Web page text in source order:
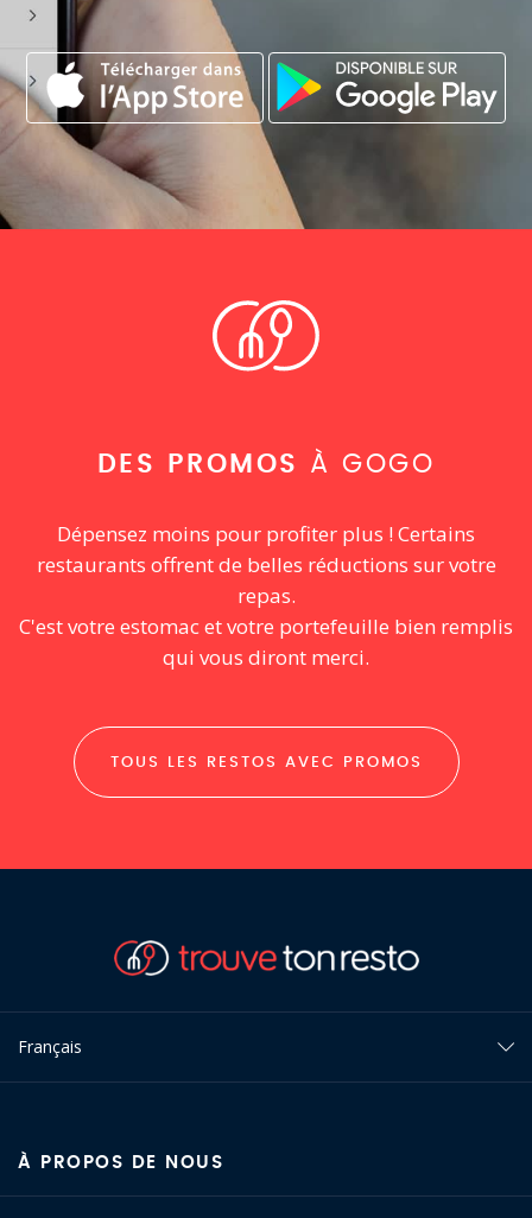
DES PROMOS À GOGO
Dépensez moins pour profiter plus ! Certains
restaurants offrent de belles réductions sur votre
repas.
C'est votre estomac et votre portefeuille bien remplis
qui vous diront merci.
TOUS LES RESTOS AVEC PROMOS
Français
À PROPOS DE NOUS